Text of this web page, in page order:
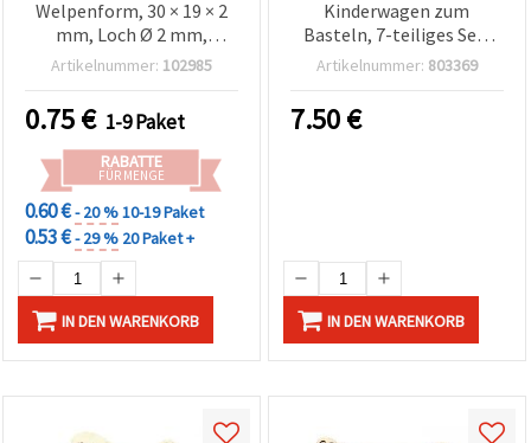
Welpenform, 30 × 19 × 2
mm, Loch Ø 2 mm,
Naturholz,
Schmuck, Scrapbooking,
Basteln & Dekoration –
Set mit 10 Stück
Artikelnummer: 102985
0.75€ 1-9 Paket
RABATTE
FÜR MENGE
0.60 €- 20 %10-19 Paket
0.53 €- 29 % 20 Paket +
IN DEN WARENKORB
Kinderwagen zum
Basteln, 7-teiliges Set,
240 x 95 x 160 mm
Artikelnummer: 803369
7.50€
IN DEN WARENKORB